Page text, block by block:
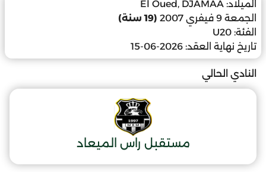
الميلاد: El Oued, DJAMAA
الجمعة 9 فيفري 2007
(19 سنة)
الفئة: U20
تاريخ نهاية العقد: 2026-06-15
النادي الحالي
مستقبل راس الميعاد